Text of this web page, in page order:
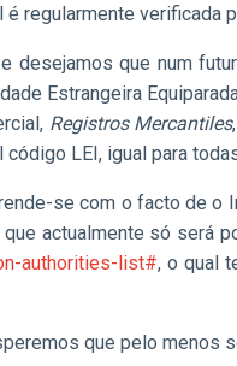
regularmente verificada
desejamos que num
Estrangeira
Registros Mercantiles,
LEI, igual para
se com o facto de
actualmente só será
authorities-list#, o qual
que pelo menos